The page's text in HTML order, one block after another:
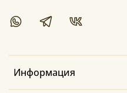
Информация